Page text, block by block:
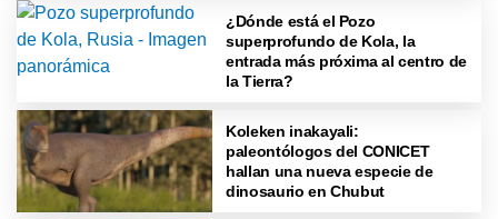
¿Dónde está el Pozo
superprofundo de Kola, la
entrada más próxima al centro de
la Tierra?
Koleken inakayali:
paleontólogos del CONICET
hallan una nueva especie de
dinosaurio en Chubut